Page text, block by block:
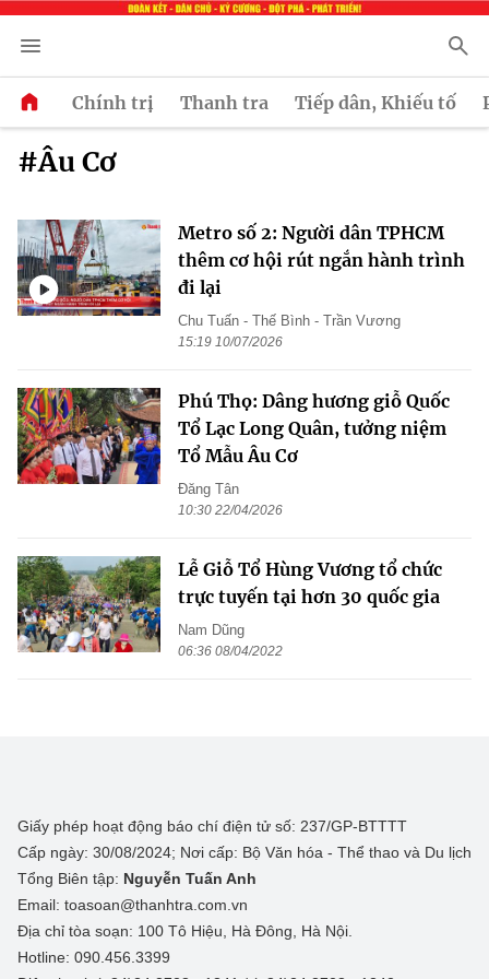
Chính trị Thanh tra Tiếp dân, Khiếu tố
#Âu Cơ
Metro số 2: Người dân TPHCM
thêm cơ hội rút ngắn hành trình
đi lại
Chu Tuấn - Thế Bình - Trần Vương
15:19 10/07/2026
Phú Thọ: Dâng hương giỗ Quốc
Tổ Lạc Long Quân, tưởng niệm
Tổ Mẫu Âu Cơ
Đăng Tân
10:30 22/04/2026
Lễ Giỗ Tổ Hùng Vương tổ chức
trực tuyến tại hơn 30 quốc gia
Nam Dũng
06:36 08/04/2022
Giấy phép hoạt động báo chí điện tử số: 237/GP-BTTTT
Cấp ngày: 30/08/2024; Nơi cấp: Bộ Văn hóa - Thể thao và Du lịch
Tổng Biên tập: Nguyễn Tuấn Anh
Email: toasoan@thanhtra.com.vn
Địa chỉ tòa soạn: 100 Tô Hiệu, Hà Đông, Hà Nội.
Hotline: 090.456.3399